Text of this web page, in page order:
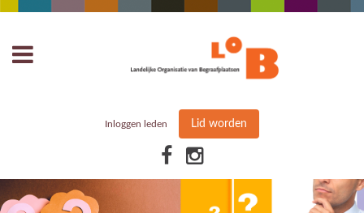
Inloggen leden Lid worden